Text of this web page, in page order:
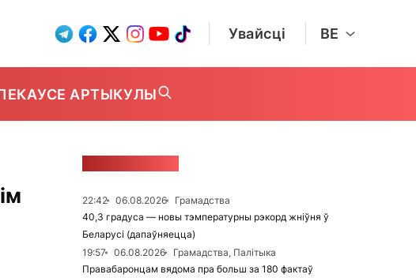
Увайсці BE
УСЕ АРТЫКУЛЫ
22:42 06.08.2026
Грамадства
40,3 градуса — новы тэмпературны рэкорд жніўня ў
Беларусі (дапаўняецца)
19:57
06.08.2026
Грамадства, Палітыка
Правабаронцам вядома пра больш за 180 фактаў